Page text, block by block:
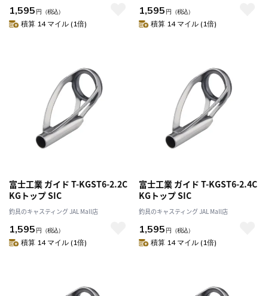
1,595 円 （税込）
積算 14 マイル (1倍)
1,595 円 （税込）
積算 14 マイル (1倍)
富士工業 ガイド T-KGST6-2.2C
KGトップ SIC
釣具のキャスティング JAL Mall店
1,595 円 （税込）
積算 14 マイル (1倍)
富士工業 ガイド T-KGST6-2.4C
KGトップ SIC
釣具のキャスティング JAL Mall店
1,595 円 （税込）
積算 14 マイル (1倍)